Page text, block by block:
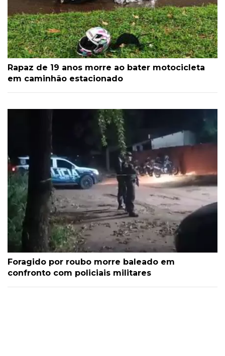
Rapaz de 19 anos morre ao bater motocicleta
em caminhão estacionado
Foragido por roubo morre baleado em
confronto com policiais militares